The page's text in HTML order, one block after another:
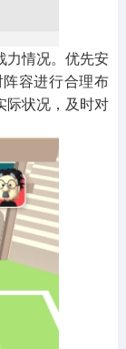
力情况。优先安
容进行合理布
际状况，及时对